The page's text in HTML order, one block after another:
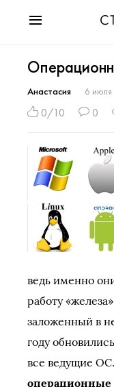
Мода
Звезды
Гороскопы
Психология
Хобби
Разное
Праздники
Анастасия 6 июля
0/10 0
ведь именно
работу
заложенный в
году
все ведущие
операционные